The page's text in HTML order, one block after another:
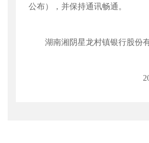
公布），并保持通讯畅通。
湖南湘阴星龙村镇银行股份